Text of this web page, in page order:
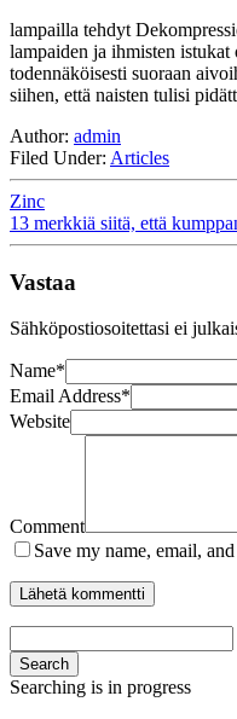
lampailla tehdyt
lampaiden ja ihmisten
todennäköisesti suoraan
siihen, että naisten tulisi
Author: admin
Filed Under: Articles
Zinc
13 merkkiä siitä, että
Vastaa
Sähköpostiosoitettasi ei
Name*
Email Address*
Website
Comment
Save my name, email,
Search
Searching is in progress